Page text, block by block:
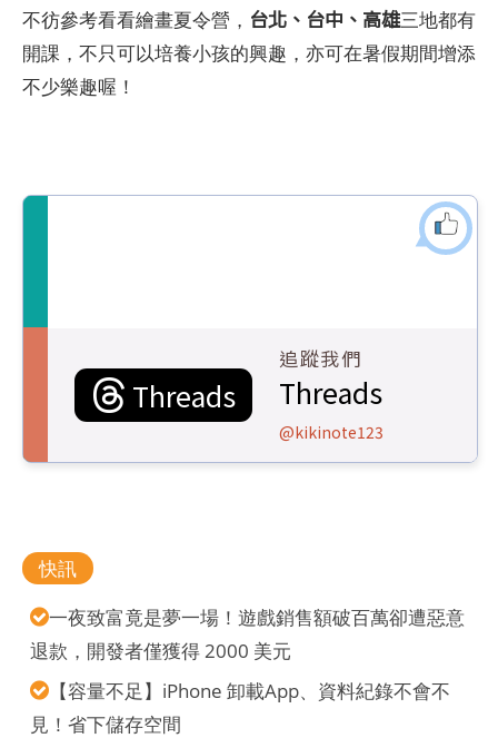
不彷參考看看繪畫夏令營， 台北、台中、高雄三地都有
開課，不只可以培養小孩的興趣，亦可在暑假期間增添
不少樂趣喔！
Threads
追蹤我們
Threads
@kikinote123
快訊
一夜致富竟是夢一場！遊戲銷售額破百萬卻遭惡意
退款，開發者僅獲得 2000 美元
【容量不足】iPhone 卸載App、資料紀錄不會不
見！省下儲存空間